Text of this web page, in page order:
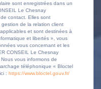
sont enregistrées dans un
Le Chesnay
contact. Elles sont
de la relation client
et sont destinées à
et libertés », vous
vous concernant et les
CONSEIL Le Chesnay
vous informons de
téléphonique « Bloctel
: https://www.bloctel.gouv.fr/